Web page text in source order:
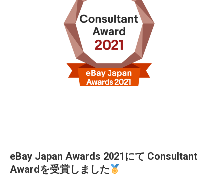
eBay Japan Awards 2021にて Consultant
Awardを受賞しました